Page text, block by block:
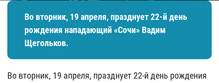
Во вторник, 19 апреля, празднует 22-й день
рождения нападающий «Сочи» Вадим
Щегольков.
Во вторник, 19 апреля, празднует 22-й день рождения